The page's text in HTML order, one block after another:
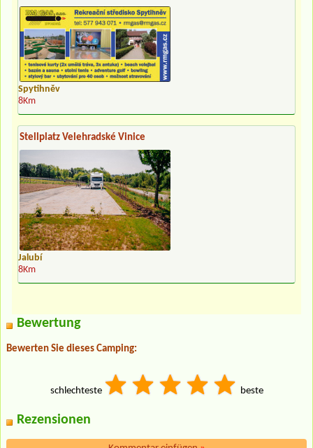
Spytihněv
8Km
Stellplatz Velehradské Vinice
Jalubí
8Km
Bewertung
Bewerten Sie dieses Camping:
schlechteste beste
Rezensionen